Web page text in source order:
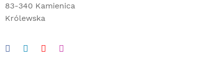
83-340 Kamienica
Królewska